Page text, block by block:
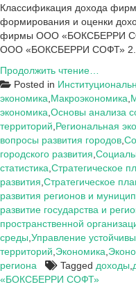
Классификация дохода
формирования и оценки
фирмы ООО «БОКСБЕРРИ
ООО «БОКСБЕРРИ СОФТ» 2.2.
Продолжить чтение…
Доходы
фирмы
и
их
виды
(на
ООО
СОФТ»)
Posted in
экономика Макроэкономика
экономика Основы анализа
территорий Региональная
вопросы развития городов
городского развития
статистика Стратегическое
развития Стратегическое
развития регионов и
развитие государства и
пространственной
среды Управление
территорий Экономика
региона
Tagged доходы
«БОКСБЕРРИ СОФТ»